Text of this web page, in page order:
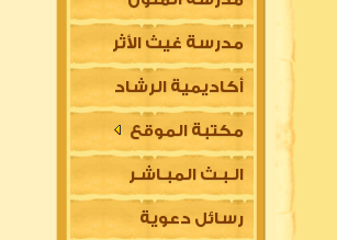
العلمية
مدرسة غيث الأثر
السلفية
أكاديمية الرشاد
العلمية للتأسيس
في مقدمات العلوم
الشرعية (للتعليم
مكتبة الموقع
الـبـث المبـاشـر
رسائل دعوية